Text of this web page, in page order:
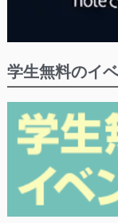
学生無料のイ